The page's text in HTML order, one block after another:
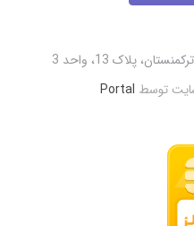
توسط Portal
پلاک 13، واحد 3